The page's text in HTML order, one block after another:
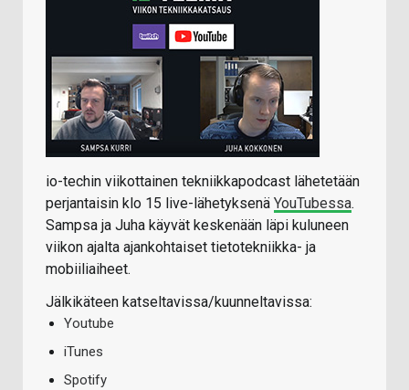
io-techin viikottainen tekniikkapodcast lähetetään
perjantaisin klo 15 live-lähetyksenä YouTubessa.
Sampsa ja Juha käyvät keskenään läpi kuluneen
viikon ajalta ajankohtaiset tietotekniikka- ja
mobiiliaiheet.
Jälkikäteen katseltavissa/kuunneltavissa:
Youtube
iTunes
Spotify